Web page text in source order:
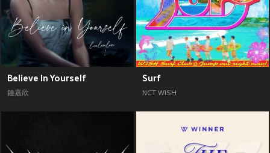
Believe In Yourself
鍾嘉欣
Surf
NCT WISH